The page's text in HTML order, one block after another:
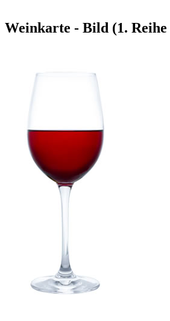
Weinkarte - Bild (1. Reihe